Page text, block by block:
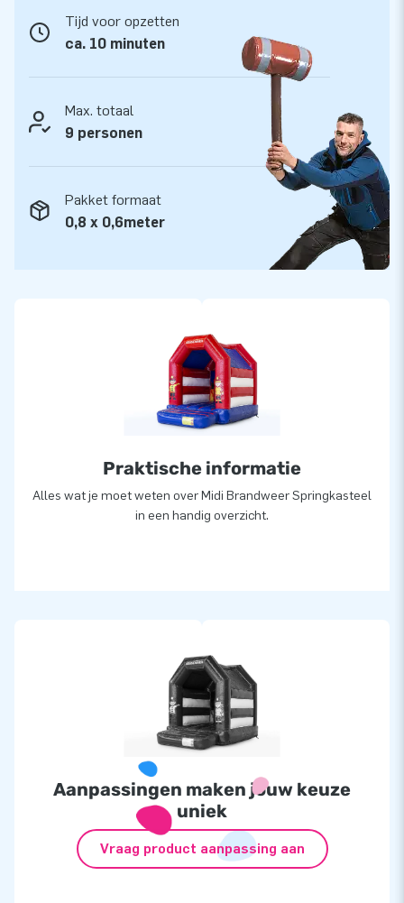
Tijd voor opzetten
ca. 10 minuten
Max. totaal
9 personen
Pakket formaat
0,8 x 0,6meter
Praktische informatie
Alles wat je moet weten over Midi Brandweer Springkasteel
in een handig overzicht.
Aanpassingen maken jouw keuze
uniek
Vraag product aanpassing aan